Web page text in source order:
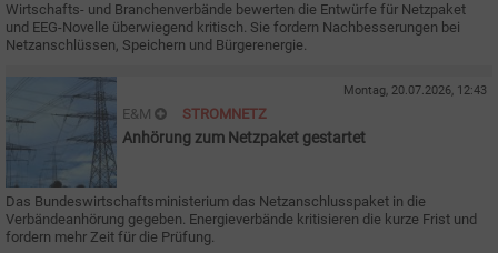
Wirtschafts- und Branchenverbände bewerten die Entwürfe für Netzpaket
und EEG-Novelle überwiegend kritisch. Sie fordern Nachbesserungen bei
Netzanschlüssen, Speichern und Bürgerenergie.
Montag, 20.07.2026, 12:43
E&M STROMNETZ
Anhörung zum Netzpaket gestartet
Das Bundeswirtschaftsministerium das Netzanschlusspaket in die
Verbändeanhörung gegeben. Energieverbände kritisieren die kurze Frist und
fordern mehr Zeit für die Prüfung.